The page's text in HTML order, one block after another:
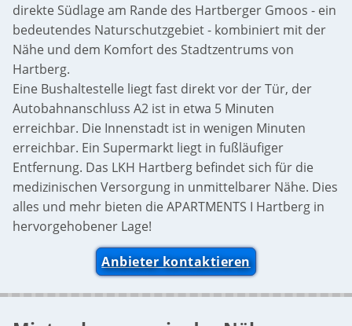
direkte Südlage am Rande des Hartberger Gmoos - ein
bedeutendes Naturschutzgebiet - kombiniert mit der
Nähe und dem Komfort des Stadtzentrums von
Hartberg.
Eine Bushaltestelle liegt fast direkt vor der Tür, der
Autobahnanschluss A2 ist in etwa 5 Minuten
erreichbar. Die Innenstadt ist in wenigen Minuten
erreichbar. Ein Supermarkt liegt in fußläufiger
Entfernung. Das LKH Hartberg befindet sich für die
medizinischen Versorgung in unmittelbarer Nähe. Dies
alles und mehr bieten die APARTMENTS I Hartberg in
hervorgehobener Lage!
Anbieter kontaktieren